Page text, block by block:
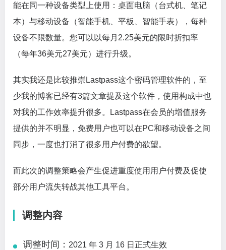
能在同一种设备类型上使用：桌面电脑（台式机、笔记
本）与移动设备（智能手机、平板、智能手表），每种
设备不限数量。您可以以每月2.25美元的限时折扣率
（每年36美元27美元）进行升级。
其实我还是比较推崇Lastpass这个密码管理软件的，至
少我的博客已经有3篇文章提及这个软件，使用构成中也
对我的工作效率提升很多。Lastpass在会员的增值服务
提供的并不明显，免费用户也可以在PC和移动设备之间
同步，一度也打消了很多用户付费的欲望。
而此次的调整策略会产生促进重度使用用户付费及促使
部分用户流失转战其他工具平台。
调整内容
调整时间： 2021 年 3 月 16 日正式生效